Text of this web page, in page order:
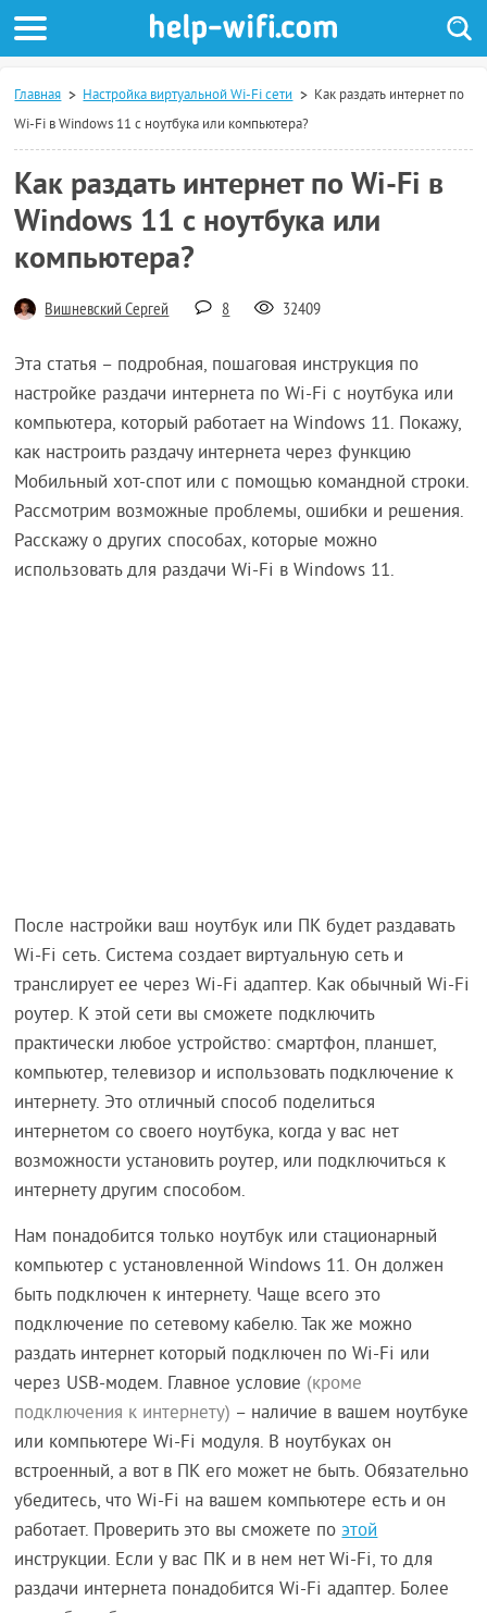
Главная Настройка виртуальной Wi-Fi сети
Как раздать интернет по
Wi-Fi в Windows 11 с ноутбука или компьютера?
Как раздать интернет по Wi-Fi в
Windows 11 с ноутбука или
компьютера?
Вишневский Сергей 8 32409
Эта статья – подробная, пошаговая инструкция по
настройке раздачи интернета по Wi-Fi с ноутбука или
компьютера, который работает на Windows 11. Покажу,
как настроить раздачу интернета через функцию
Мобильный хот-спот или с помощью командной строки.
Рассмотрим возможные проблемы, ошибки и решения.
Расскажу о других способах, которые можно
использовать для раздачи Wi-Fi в Windows 11.
После настройки ваш ноутбук или ПК будет раздавать
Wi-Fi сеть. Система создает виртуальную сеть и
транслирует ее через Wi-Fi адаптер. Как обычный Wi-Fi
роутер. К этой сети вы сможете подключить
практически любое устройство: смартфон, планшет,
компьютер, телевизор и использовать подключение к
интернету. Это отличный способ поделиться
интернетом со своего ноутбука, когда у вас нет
возможности установить роутер, или подключиться к
интернету другим способом.
Нам понадобится только ноутбук или стационарный
компьютер с установленной Windows 11. Он должен
быть подключен к интернету. Чаще всего это
подключение по сетевому кабелю. Так же можно
раздать интернет который подключен по Wi-Fi или
через USB-модем. Главное условие (кроме
подключения к интернету) – наличие в вашем ноутбуке
или компьютере Wi-Fi модуля. В ноутбуках он
встроенный, а вот в ПК его может не быть. Обязательно
убедитесь, что Wi-Fi на вашем компьютере есть и он
работает. Проверить это вы сможете поэтой
инструкции. Если у вас ПК и в нем нет Wi-Fi, то для
раздачи интернета понадобится Wi-Fi адаптер. Более